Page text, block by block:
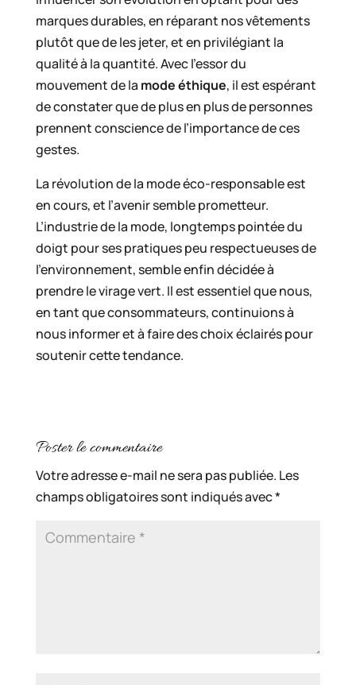
marques durables, en réparant nos vêtements
plutôt que de les jeter, et en privilégiant la
qualité à la quantité. Avec l’essor du
mouvement de la mode éthique, il est espérant
de constater que de plus en plus de personnes
prennent conscience de l’importance de ces
gestes.
La révolution de la mode éco-responsable est
en cours, et l’avenir semble prometteur.
L’industrie de la mode, longtemps pointée du
doigt pour ses pratiques peu respectueuses de
l’environnement, semble enfin décidée à
prendre le virage vert. Il est essentiel que nous,
en tant que consommateurs, continuions à
nous informer et à faire des choix éclairés pour
soutenir cette tendance.
Poster le commentaire
Votre adresse e-mail ne sera pas publiée. Les
champs obligatoires sont indiqués avec*